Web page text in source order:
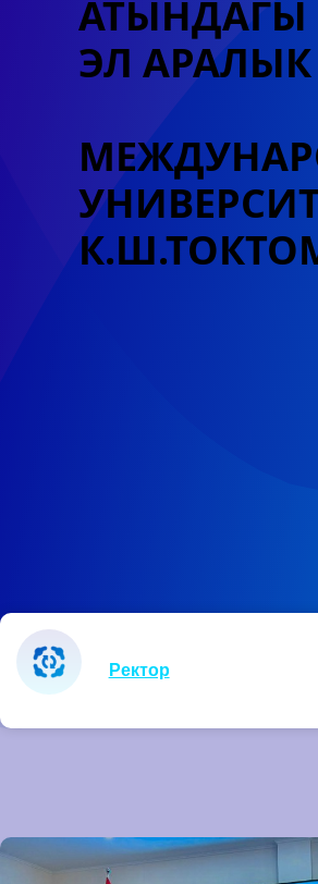
АТЫНДАГЫ
ЭЛ
Ректор